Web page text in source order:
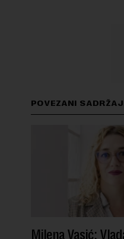
POVEZANI
Milena Vasić: